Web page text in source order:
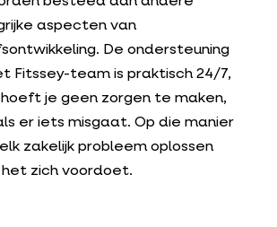
aspecten van
De ondersteuning
Fitssey-team is praktisch 24/7,
hoeft je geen zorgen te maken,
er iets misgaat. Op die manier
elk zakelijk probleem oplossen
zich voordoet.